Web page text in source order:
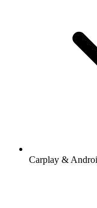
Carplay &